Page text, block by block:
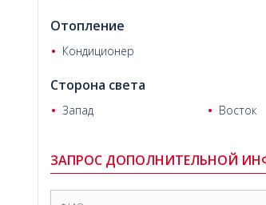
Отопление
Кондиционер
Сторона света
Запад Восток
ЗАПРОС ДОПОЛНИТЕЛЬНОЙ